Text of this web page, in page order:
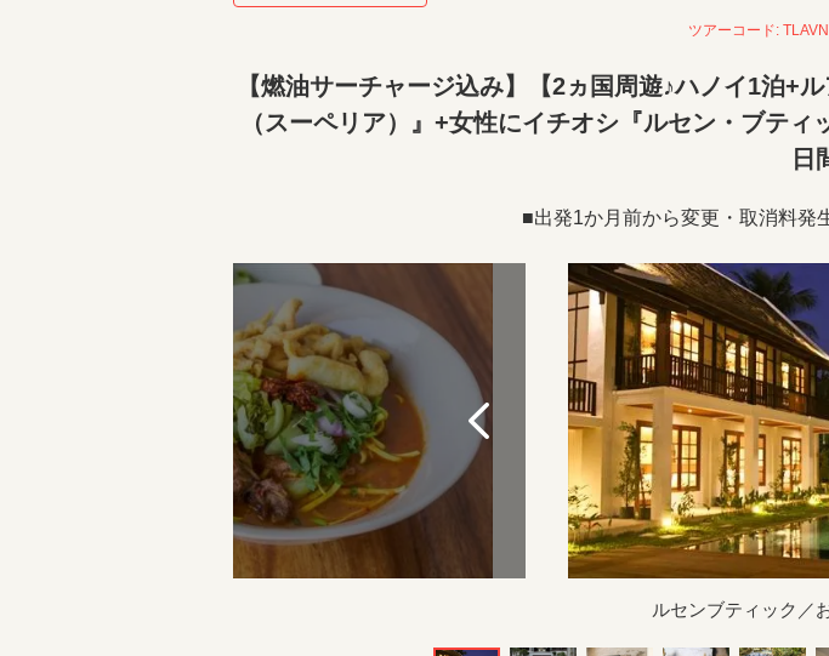
ツアーコード:
【燃油サーチャージ込み】【2ヵ国周遊♪ハノイ1泊+
（スーペリア）』+女性にイチオシ『ルセン・ブテ
日
■出発1か月前から変更・取消料発
ルセンブティック／